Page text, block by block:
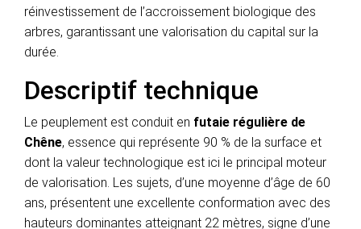
réinvestissement de l’accroissement biologique des
arbres, garantissant une valorisation du capital sur la
durée.
Descriptif technique
Le peuplement est conduit en futaie régulière de
Chêne, essence qui représente 90 % de la surface et
dont la valeur technologique est ici le principal moteur
de valorisation. Les sujets, d’une moyenne d’âge de 60
ans, présentent une excellente conformation avec des
hauteurs dominantes atteignant 22 mètres, signe d’une